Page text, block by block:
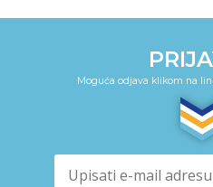
Moguća odjava klikom na